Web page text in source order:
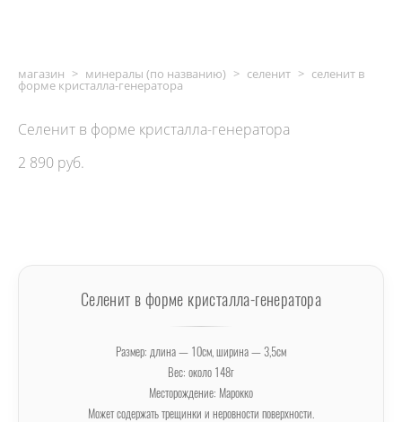
магазин > минералы (по названию) > селенит > селенит в
форме кристалла-генератора
Селенит в форме кристалла-генератора
2 890 pуб.
Селенит в форме кристалла-генератора
Размер: длина — 10см, ширина — 3,5см
Вес: около 148г
Месторождение: Марокко
Может содержать трещинки и неровности поверхности.